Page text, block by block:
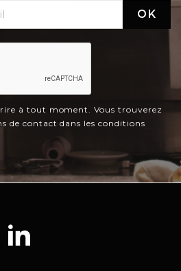
à tout moment. Vous trouverez
de contact dans les conditions